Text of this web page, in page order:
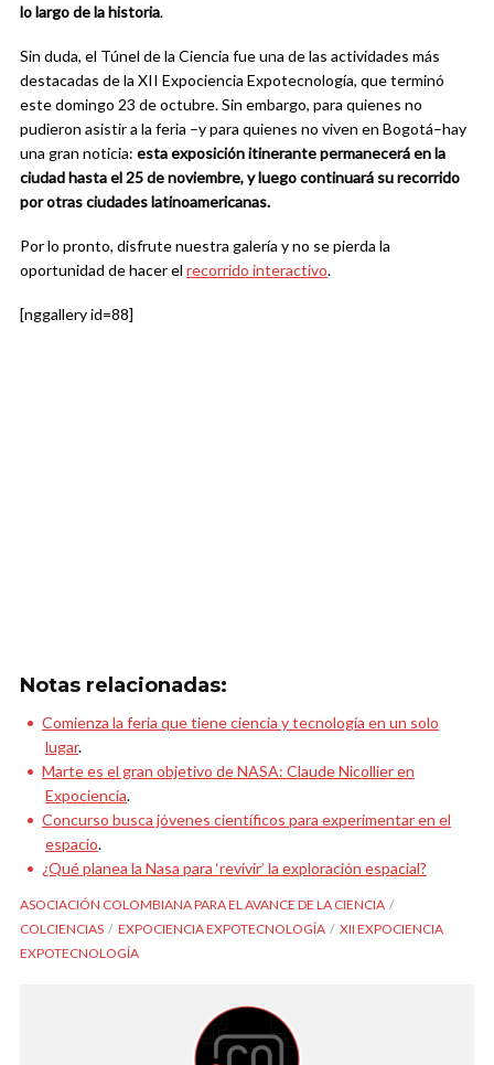
lo largo de la historia.
Sin duda, el Túnel de la Ciencia fue una de las actividades más
destacadas de la XII Expociencia Expotecnología, que terminó
este domingo 23 de octubre. Sin embargo, para quienes no
pudieron asistir a la feria –y para quienes no viven en Bogotá–hay
una gran noticia: esta exposición itinerante permanecerá en la
ciudad hasta el 25 de noviembre, y luego continuará su recorrido
por otras ciudades latinoamericanas.
Por lo pronto, disfrute nuestra galería y no se pierda la
oportunidad de hacer el recorrido interactivo.
[nggallery id=88]
Notas relacionadas:
Comienza la feria que tiene ciencia y tecnología en un solo
lugar.
Marte es el gran objetivo de NASA: Claude Nicollier en
Expociencia.
Concurso busca jóvenes científicos para experimentar en el
espacio.
¿Qué planea la Nasa para ‘revivir’ la exploración espacial?
ASOCIACIÓN COLOMBIANA PARA EL AVANCE DE LA CIENCIA
COLCIENCIAS
EXPOCIENCIA EXPOTECNOLOGÍA
XII EXPOCIENCIA
EXPOTECNOLOGÍA